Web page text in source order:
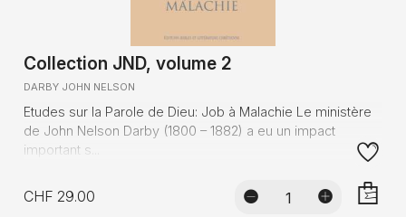
Collection JND, volume 2
DARBY JOHN NELSON
Etudes sur la Parole de Dieu: Job à Malachie Le ministère
de John Nelson Darby (1800 – 1882) a eu un impact
important s...
CHF 29.00